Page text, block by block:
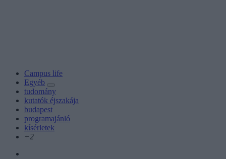
Campus life
Egyéb
tudomány
kutatók éjszakája
budapest
programajánló
kísérletek
+2